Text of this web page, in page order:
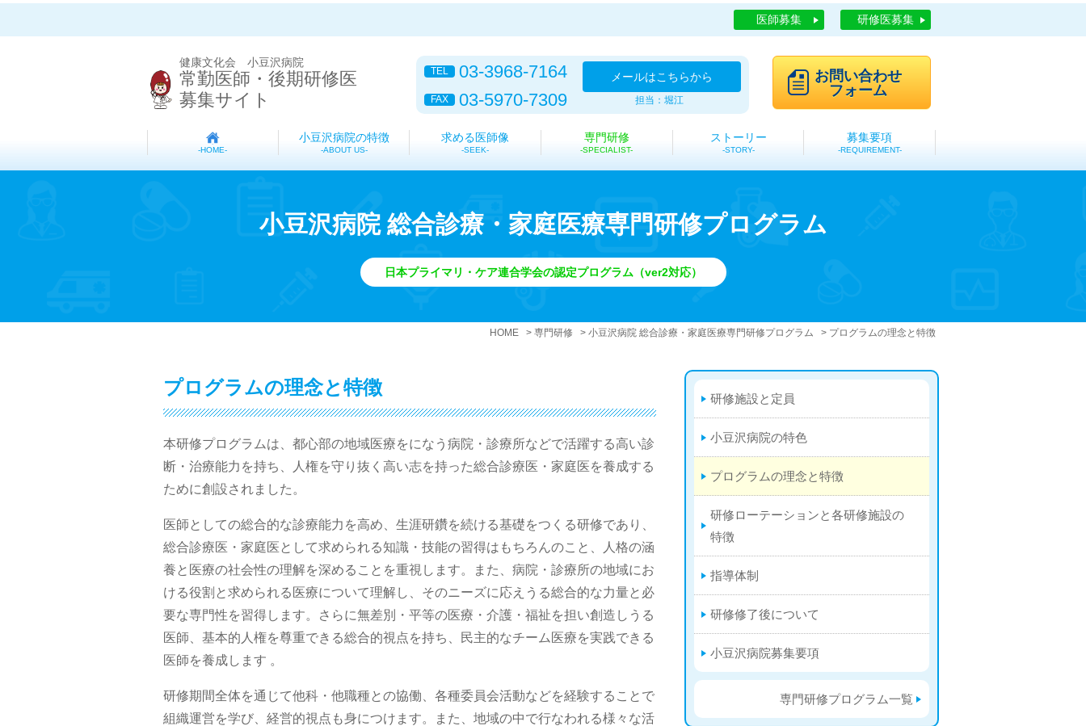
医師募集 研修医募集
健康文化会 小豆沢病院
常勤医師・後期研修医
募集サイト
TEL 03-3968-7164
FAX 03-5970-7309
メールはこちらから
担当：堀江
お問い合わせ
フォーム
HOME
小豆沢病院の特徴
ABOUT US
求める医師像
SEEK
専門研修
SPECIALIST
ストーリー
STORY
募集要項
REQUIREMENT
小豆沢病院 総合診療・家庭医療専門研修プログラム
日本プライマリ・ケア連合学会の認定プログラム（ver2対応）
HOME 専門研修 小豆沢病院 総合診療・家庭医療専門研修プログラム プログラムの理念と特徴
プログラムの理念と特徴
本研修プログラムは、都心部の地域医療をになう病院・診療所などで活躍する高い診
断・治療能力を持ち、人権を守り抜く高い志を持った総合診療医・家庭医を養成する
ために創設されました。
医師としての総合的な診療能力を高め、生涯研鑽を続ける基礎をつくる研修であり、
総合診療医・家庭医として求められる知識・技能の習得はもちろんのこと、人格の涵
養と医療の社会性の理解を深めることを重視します。また、病院・診療所の地域にお
ける役割と求められる医療について理解し、そのニーズに応えうる総合的な力量と必
要な専門性を習得します。さらに無差別・平等の医療・介護・福祉を担い創造しうる
医師、基本的人権を尊重できる総合的視点を持ち、民主的なチーム医療を実践できる
医師を養成します 。
研修期間全体を通じて他科・他職種との協働、各種委員会活動などを経験することで
組織運営を学び、経営的視点も身につけます。また、地域の中で行なわれる様々な活
研修施設と定員
小豆沢病院の特色
プログラムの理念と特徴
研修ローテーションと各研修施設の
特徴
指導体制
研修修了後について
小豆沢病院募集要項
専門研修プログラム一覧